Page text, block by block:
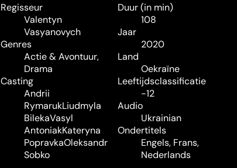
Regisseur
Valentyn
Vasyanovych
Genres
Actie & Avontuur,
Drama
Casting
Andrii
RymarukLiudmyla
BilekaVasyl
AntoniakKateryna
PopravkaOleksandr
Sobko
Duur (in min)
108
Jaar
2020
Land
Oekraïne
Leeftijdsclassificatie
-12
Audio
Ukrainian
Ondertitels
Engels, Frans,
Nederlands